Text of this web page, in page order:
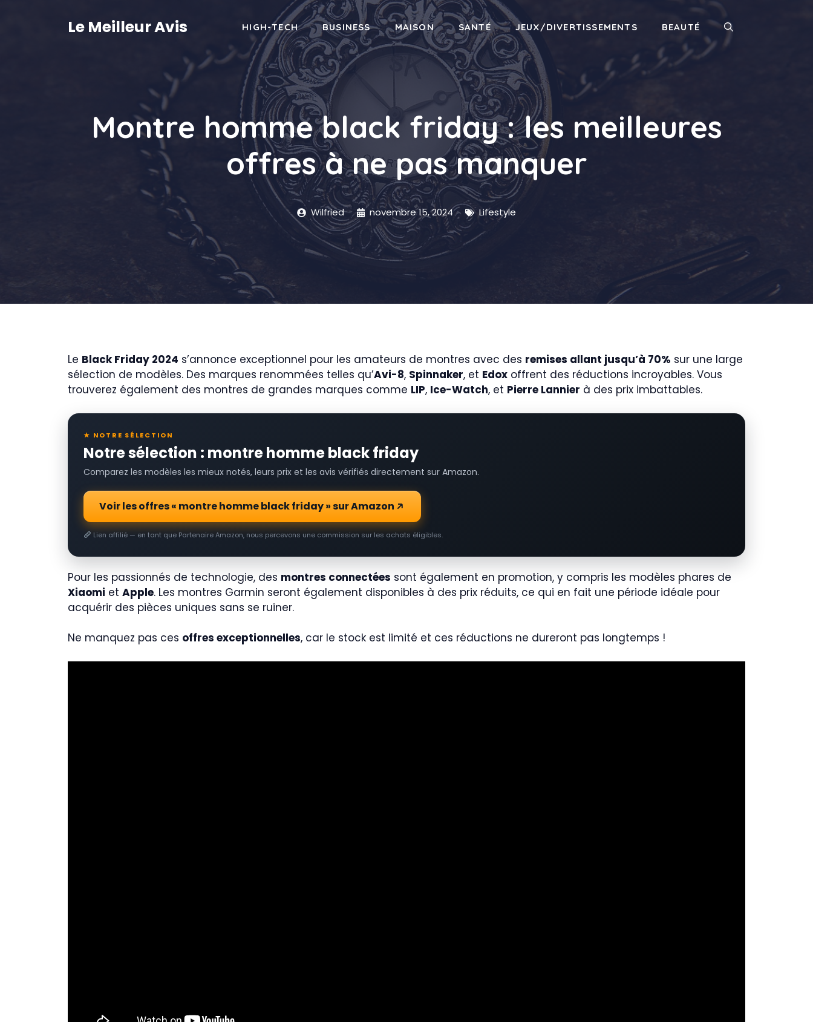
Le Meilleur Avis HIGH-TECH BUSINESS MAISON SANTÉ JEUX/DIVERTISSEMENTS BEAUTÉ
Montre homme black friday : les meilleures
offres à ne pas manquer
Wilfried novembre 15, 2024 Lifestyle
Le Black Friday 2024 s’annonce exceptionnel pour les amateurs de montres avec des remises allant jusqu’à 70% sur une large
sélection de modèles. Des marques renommées telles qu’Avi-8, Spinnaker, et Edox offrent des réductions incroyables. Vous
trouverez également des montres de grandes marques comme LIP, Ice-Watch, et Pierre Lannier à des prix imbattables.
★ NOTRE SÉLECTION
Notre sélection : montre homme black friday
Comparez les modèles les mieux notés, leurs prix et les avis vérifiés directement sur Amazon.
Voir les offres « montre homme black friday » sur Amazon
Lien affilié — en tant que Partenaire Amazon, nous percevons une commission sur les achats éligibles.
Pour les passionnés de technologie, des montres connectées sont également en promotion, y compris les modèles phares de
Xiaomi et Apple. Les montres Garmin seront également disponibles à des prix réduits, ce qui en fait une période idéale pour
acquérir des pièces uniques sans se ruiner.
Ne manquez pas ces offres exceptionnelles, car le stock est limité et ces réductions ne dureront pas longtemps !